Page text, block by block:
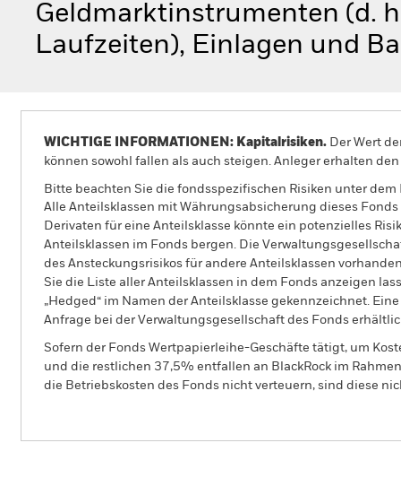
Geldmarktinstrumenten (d.
Laufzeiten), Einlagen und
WICHTIGE INFORMATIONEN: Kapitalrisiken. Der Wert
können sowohl fallen als auch steigen. Anleger erhalten
Bitte beachten Sie die fondsspezifischen Risiken unter dem
Alle Anteilsklassen mit Währungsabsicherung dieses
Derivaten für eine Anteilsklasse könnte ein potenzielles
Anteilsklassen im Fonds bergen. Die
des Ansteckungsrisikos für andere Anteilsklassen
Sie die Liste aller Anteilsklassen in dem Fonds anzeigen
„Hedged“ im Namen der Anteilsklasse gekennzeichnet.
Anfrage bei der Verwaltungsgesellschaft des Fonds
Sofern der Fonds Wertpapierleihe-Geschäfte tätigt, um
und die restlichen 37,5% entfallen an BlackRock im
die Betriebskosten des Fonds nicht verteuern, sind diese